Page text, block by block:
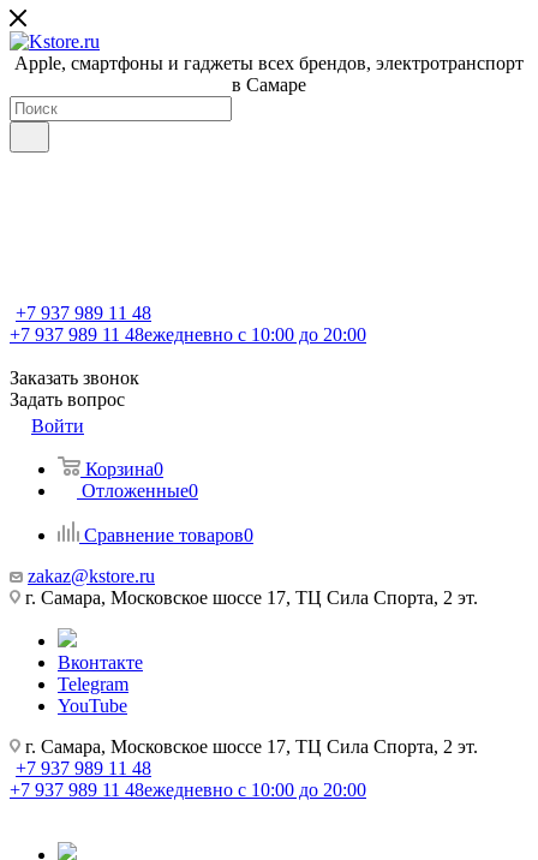
Apple, cмартфоны и гаджеты всех брендов, электротранспорт
в Самаре
+7 937 989 11 48
+7 937 989 11 48ежедневно с 10:00 до 20:00
Заказать звонок
Задать вопрос
Войти
Корзина0
Отложенные0
Сравнение товаров0
zakaz@kstore.ru
г. Самара, Московское шоссе 17, ТЦ Сила Спорта, 2 эт.
Вконтакте
Telegram
YouTube
г. Самара, Московское шоссе 17, ТЦ Сила Спорта, 2 эт.
+7 937 989 11 48
+7 937 989 11 48ежедневно с 10:00 до 20:00